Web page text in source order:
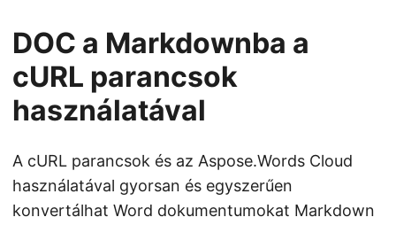
DOC a Markdownba a
cURL parancsok
használatával
A cURL parancsok és az Aspose.Words Cloud
használatával gyorsan és egyszerűen
konvertálhat Word dokumentumokat Markdown